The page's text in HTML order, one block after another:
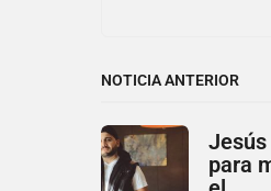
NOTICIA ANTERIOR
Jesús
para